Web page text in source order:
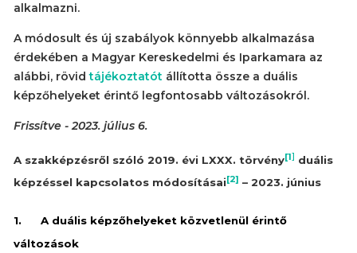
alkalmazni.
A módosult és új szabályok könnyebb alkalmazása
érdekében a Magyar Kereskedelmi és Iparkamara az
alábbi, rövidtájékoztatót állította össze a duális
képzőhelyeket érintő legfontosabb változásokról.
Frissítve - 2023. július 6.
A szakképzésről szóló 2019. évi LXXX. törvény[1] duális
képzéssel kapcsolatos módosításai[2] – 2023. június
1. A duális képzőhelyeket közvetlenül érintő
változások